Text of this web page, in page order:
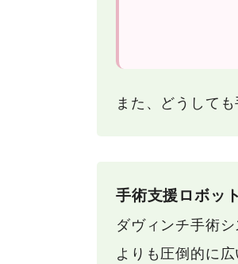
また、どうして
手術支援ロボッ
ダヴィンチ手術
よりも圧倒的に